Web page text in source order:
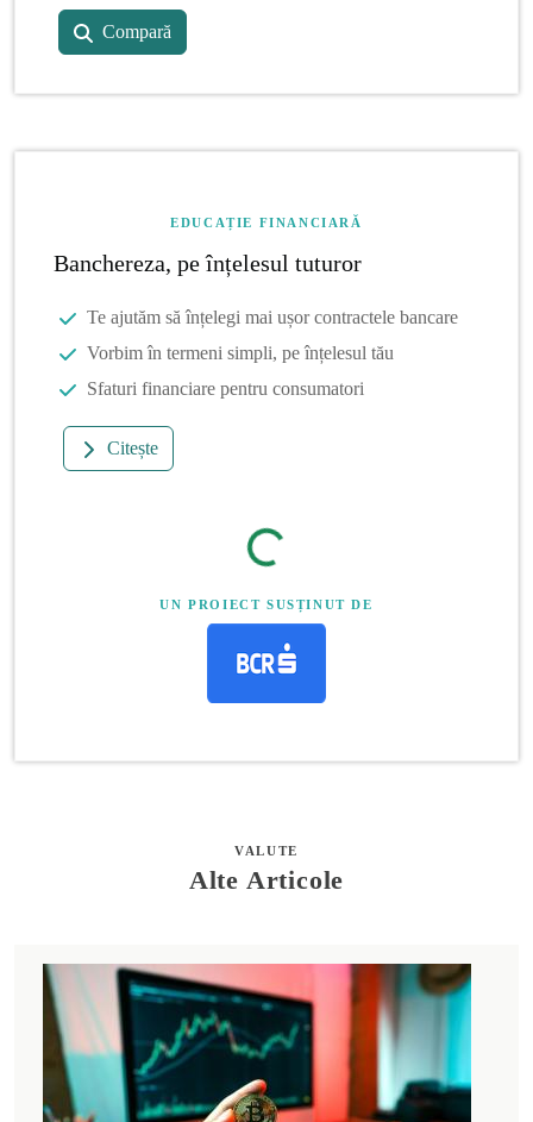
Compară
EDUCAȚIE FINANCIARĂ
Banchereza, pe înțelesul tuturor
Te ajutăm să înțelegi mai ușor contractele bancare
Vorbim în termeni simpli, pe înțelesul tău
Sfaturi financiare pentru consumatori
Citește
UN PROIECT SUSȚINUT DE
VALUTE
Alte Articole